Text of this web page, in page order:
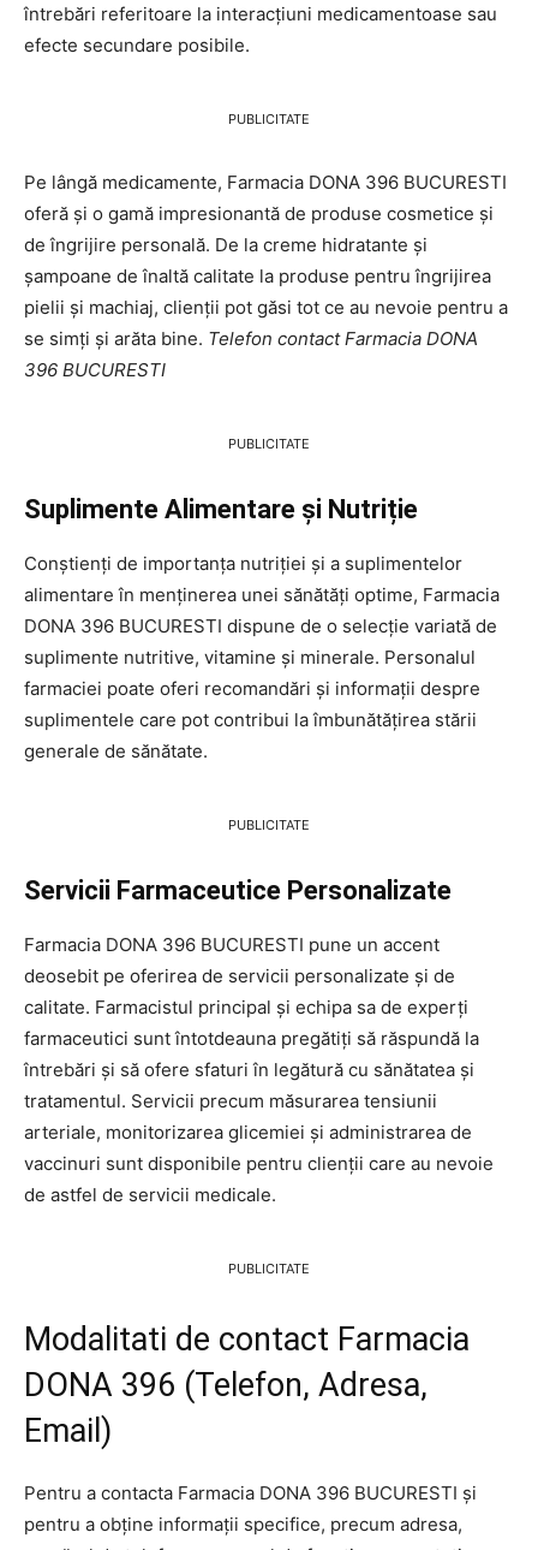
întrebări referitoare la interacțiuni medicamentoase sau
efecte secundare posibile.
PUBLICITATE
Pe lângă medicamente, Farmacia DONA 396 BUCURESTI
oferă și o gamă impresionantă de produse cosmetice și
de îngrijire personală. De la creme hidratante și
șampoane de înaltă calitate la produse pentru îngrijirea
pielii și machiaj, clienții pot găsi tot ce au nevoie pentru a
se simți și arăta bine. Telefon contact Farmacia DONA
396 BUCURESTI
PUBLICITATE
Suplimente Alimentare și Nutriție
Conștienți de importanța nutriției și a suplimentelor
alimentare în menținerea unei sănătăți optime, Farmacia
DONA 396 BUCURESTI dispune de o selecție variată de
suplimente nutritive, vitamine și minerale. Personalul
farmaciei poate oferi recomandări și informații despre
suplimentele care pot contribui la îmbunătățirea stării
generale de sănătate.
PUBLICITATE
Servicii Farmaceutice Personalizate
Farmacia DONA 396 BUCURESTI pune un accent
deosebit pe oferirea de servicii personalizate și de
calitate. Farmacistul principal și echipa sa de experți
farmaceutici sunt întotdeauna pregătiți să răspundă la
întrebări și să ofere sfaturi în legătură cu sănătatea și
tratamentul. Servicii precum măsurarea tensiunii
arteriale, monitorizarea glicemiei și administrarea de
vaccinuri sunt disponibile pentru clienții care au nevoie
de astfel de servicii medicale.
PUBLICITATE
Modalitati de contact Farmacia
DONA 396 (Telefon, Adresa,
Email)
Pentru a contacta Farmacia DONA 396 BUCURESTI și
pentru a obține informații specifice, precum adresa,